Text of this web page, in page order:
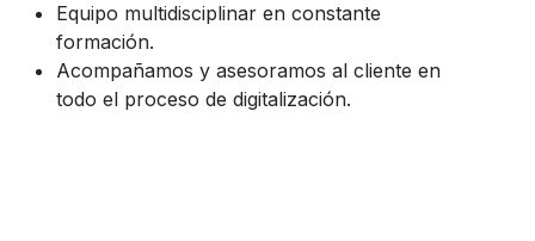
Equipo multidisciplinar en constante
formación.
Acompañamos y asesoramos al cliente en
todo el proceso de digitalización.